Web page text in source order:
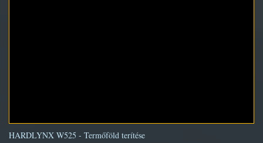
HARDLYNX W525 - Termőföld terítése